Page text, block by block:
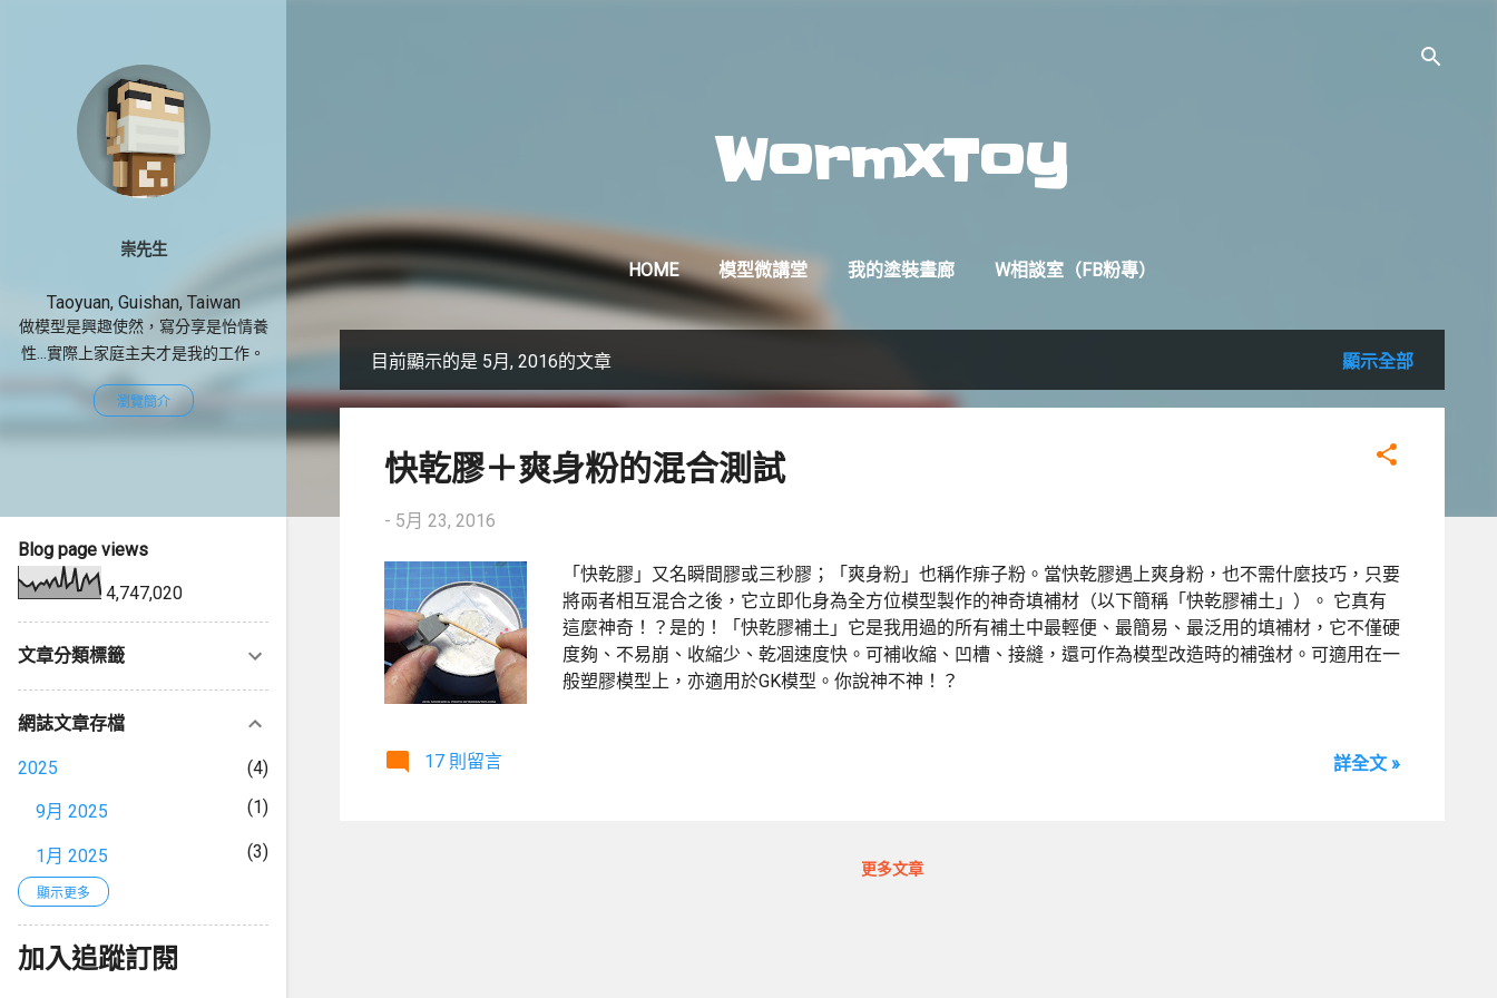
WormxToy
HOME 模型微講堂 我的塗裝畫廊 W相談室（FB粉專）
表
文
目前顯示的是 5月, 2016的文章 顯示全部
快乾膠＋爽身粉的混合測試
- 5月 23, 2016
「快乾膠」又名瞬間膠或三秒膠；「爽身粉」也稱作痱子粉。當快乾膠遇上爽身粉，也不需什麼技巧，只要
將兩者相互混合之後，它立即化身為全方位模型製作的神奇填補材（以下簡稱「快乾膠補土」）。 它真有
這麼神奇！？是的！「快乾膠補土」它是我用過的所有補土中最輕便、最簡易、最泛用的填補材，它不僅硬
度夠、不易崩、收縮少、乾凅速度快。可補收縮、凹槽、接縫，還可作為模型改造時的補強材。可適用在一
般塑膠模型上，亦適用於GK模型。你說神不神！？
17 則留言 詳全文 »
更多文章
崇先生
Taoyuan, Guishan, Taiwan
做模型是興趣使然，寫分享是怡情養
性...實際上家庭主夫才是我的工作。
瀏覽簡介
Blog page views
4,747,020
文章分類標籤
網誌文章存檔
2025 4
9月 2025 1
1月 2025 3
2024
9月 2024
顯示更多
加入追蹤訂閱